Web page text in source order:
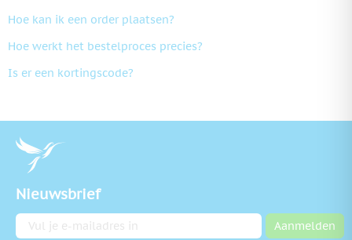
Hoe kan ik een order plaatsen?
Hoe werkt het bestelproces precies?
Is er een kortingscode?
Nieuwsbrief
E-mailadres Aanmelden